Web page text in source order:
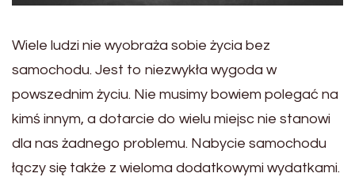
Wiele ludzi nie wyobraża sobie życia bez
samochodu. Jest to niezwykła wygoda w
powszednim życiu. Nie musimy bowiem polegać na
kimś innym, a dotarcie do wielu miejsc nie stanowi
dla nas żadnego problemu. Nabycie samochodu
łączy się także z wieloma dodatkowymi wydatkami.